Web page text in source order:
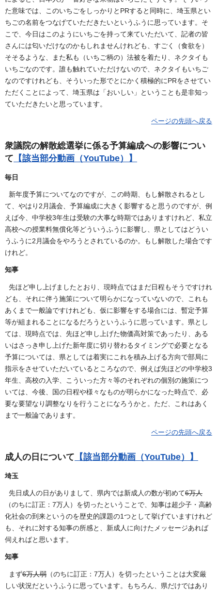
た意味では、このいちごをしっかりとPRすると同時に、埼玉県とい
ちごの名前をつなげていただきたいというふうに思っています。そ
こで、今日はこのようにいちごを持って来ていただいて、記者の皆
さんには匂いだけなのかもしれませんけれども、すごく（食欲を）
そそるような、また私も（いちご柄の）法被を着たり、ネクタイも
いちごなのです。誰も触れていただけないので、ネクタイもいちご
なのですけれども、そういった形でとにかく積極的にPRをさせてい
ただくことによって、埼玉県は「おいしい」ということも是非知っ
ていただきたいと思っています。
ページの先頭へ戻る
衆議院の解散総選挙に係る予算編成への影響につい
て 【該当部分動画（YouTube）】
毎日
新年度予算についてなのですが、この時期、もし解散されるとし
て、やはり2月議会、予算編成に大きく影響すると思うのですが、例
えば今、中学校3年生は受験の大事な時期ではありますけれど、私立
高校への授業料無償化等どういうふうに影響し、県としてはどうい
うふうに2月議会をやろうとされているのか。もし解散した場合です
けれど。
知事
先ほど申し上げましたとおり、現時点ではまだ日程もそうですけれ
ども、それに伴う施策について明らかになっていないので、これも
あくまで一般論ですけれども、仮に影響をする場合には、暫定予算
等が組まれることになるだろうというふうに思っています。県とし
ては、現時点では、先ほど申し上げた物価高対策であったり、ある
いはさっき申し上げた新年度に切り替わるタイミングで必要となる
予算については、県としては着実にこれを積み上げる方向で部局に
指示をさせていただいているところなので、例えば先ほどの中学校3
年生、高校の入学、こういった方々等のそれぞれの個別の施策につ
いては、今後、国の日程や様々なものが明らかになった時点で、必
要な要望なり調整なりを行うことになろうかと。ただ、これはあく
まで一般論であります。
ページの先頭へ戻る
成人の日について 【該当部分動画（YouTube）】
埼玉
先日成人の日がありまして、県内では新成人の数が初めて6万人
（のちに訂正：7万人）を切ったということで、知事は超少子・高齢
化社会の到来というのを歴史的課題の1つとして挙げていますけれど
も、それに対する知事の所感と、新成人に向けたメッセージあれば
伺えればと思います。
知事
まず6万人弱 （のちに訂正：7万人）を切ったということは大変厳
しい状況だというふうに思っています。もちろん、県だけではあり